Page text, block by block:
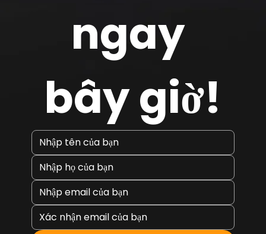
ngay
bây giờ!